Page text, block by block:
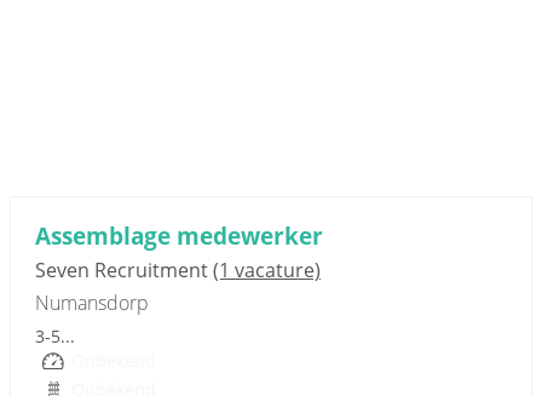
Assemblage medewerker
Seven Recruitment(1 vacature)
Numansdorp
3-5...